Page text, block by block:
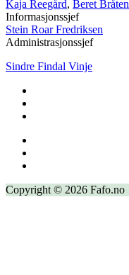
Kaja Reegård, Beret Bråten
Informasjonssjef
Stein Roar Fredriksen
Administrasjonssjef
Sindre Findal Vinje
Copyright © 2026 Fafo.no